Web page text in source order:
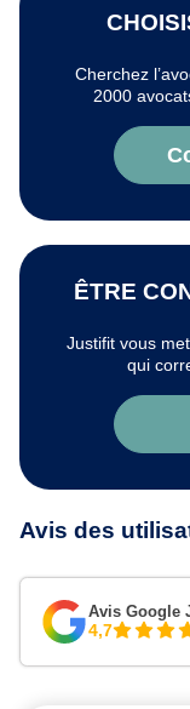
Cherchez
2000
ÊTRE
Justifit vous
qui
Avis des
Avis Google
4,7